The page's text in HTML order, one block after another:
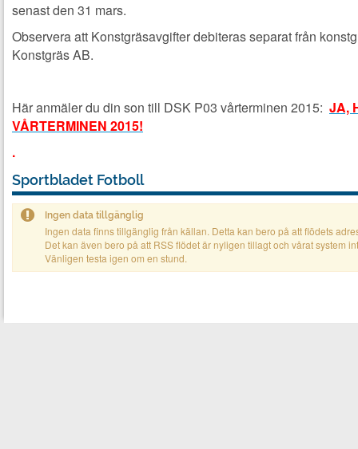
senast den 31 mars.
Observera att Konstgräsavgifter debiteras separat från
Konstgräs AB.
Här anmäler du din son till DSK P03 vårterminen 2015: JA,
VÅRTERMINEN 2015!
.
Sportbladet Fotboll
Ingen data tillgänglig
Ingen data finns tillgänglig från källan. Detta kan bero på att flödets
Det kan även bero på att RSS flödet är nyligen tillagt och vårat system
Vänligen testa igen om en stund.